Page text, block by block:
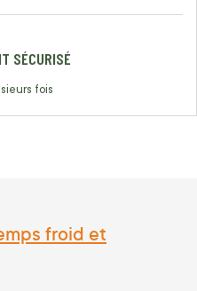
SÉCURISÉ
fois
froid et